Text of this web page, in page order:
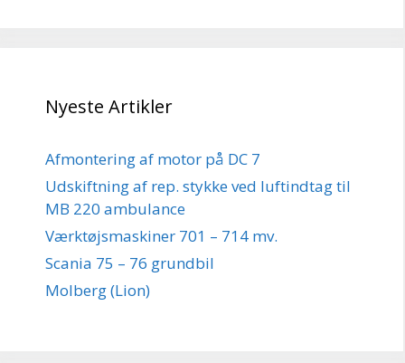
Nyeste Artikler
Afmontering af motor på DC 7
Udskiftning af rep. stykke ved luftindtag til
MB 220 ambulance
Værktøjsmaskiner 701 – 714 mv.
Scania 75 – 76 grundbil
Molberg (Lion)